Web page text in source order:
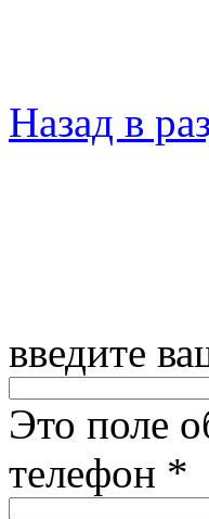
Назад в
введите
Это поле
телефон *